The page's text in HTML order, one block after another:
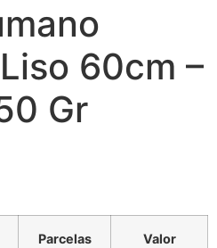
60cm –
Gr
Parcelas Valor